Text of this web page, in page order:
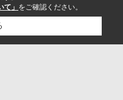
て」 をご確認ください。